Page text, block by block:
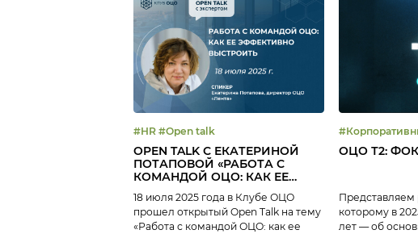
достаточно востребованными в
индустрии ОЦО. На закрытом
онлайн-завтраке представители
различных ОЦО обсудили: Тайм-
коды: 00:05 Приветствие участников
бизнес-завтрака 01:49 Анонс
мероприятий Клуба ОЦО 06:10 […]
#HR #Open talk
OPEN TALK С ЕКАТЕРИНОЙ
ПОТАПОВОЙ «РАБОТА С
КОМАНДОЙ ОЦО: КАК ЕЕ
ЭФФЕКТИВНО ВЫСТРОИТЬ»
18 июля 2025 года в Клубе ОЦО
прошел открытый Open Talk на тему
«Работа с командой ОЦО: как ее
#Сервисная
ОЦО Т2:
которому в
лет — об